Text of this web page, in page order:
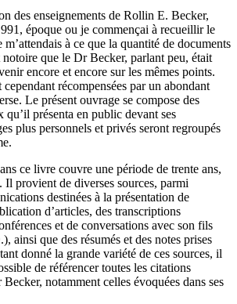
des enseignements de Rollin E. Becker,
époque ou je commençai à recueillir le
à ce que la quantité de documents
que le Dr Becker, parlant peu, était
encore et encore sur les mêmes points.
récompensées par un abondant
Le présent ouvrage se compose des
qu’il présenta en public devant ses
plus personnels et privés seront regroupés
ce livre couvre une période de trente ans,
Il provient de diverses sources, parmi
destinées à la présentation de
d’articles, des transcriptions
et de conversations avec son fils
ainsi que des résumés et des notes prises
donné la grande variété de ces sources, il
de référencer toutes les citations
notamment celles évoquées dans ses